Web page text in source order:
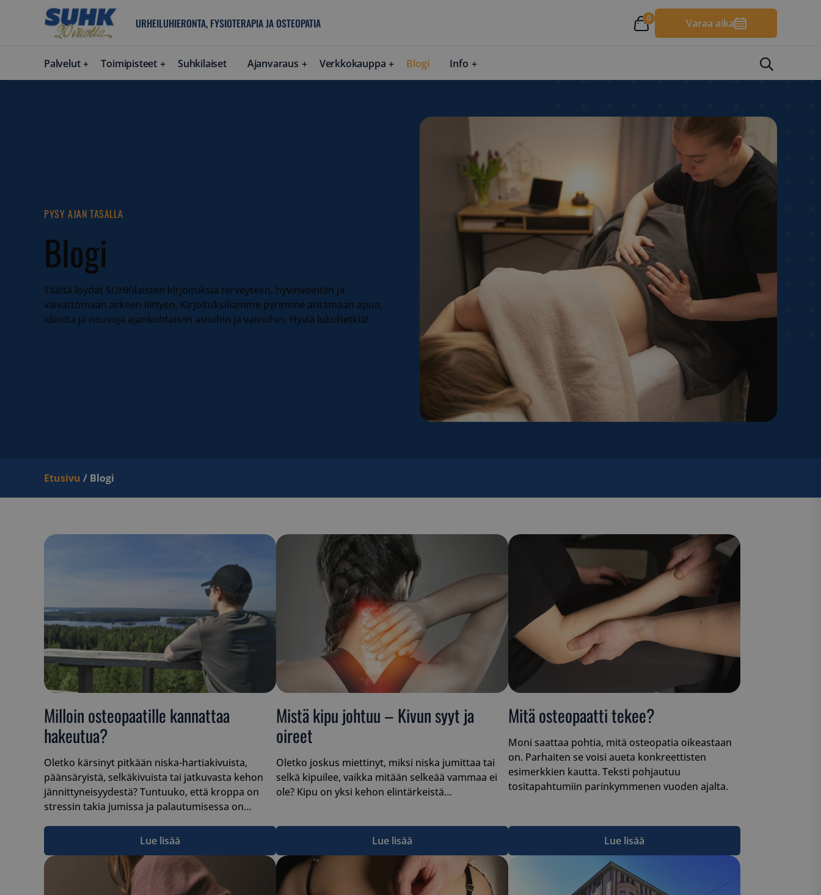
URHEILUHIERONTA, FYSIOTERAPIA JA OSTEOPATIA 0 Varaa aika
Palvelut Toimipisteet Suhkilaiset Ajanvaraus Verkkokauppa Blogi Info
PYSY AJAN TASALLA
Blogi
Täältä löydät SUHKilaisten kirjoituksia terveyteen, hyvinvointiin ja
vaivattomaan arkeen liittyen. Kirjoituksillamme pyrimme antamaan apua,
ideoita ja neuvoja ajankohtaisiin asioihin ja vaivoihin. Hyviä lukuhetkiä!
Etusivu / Blogi
Milloin osteopaatille kannattaa
hakeutua?
Oletko kärsinyt pitkään niska-hartiakivuista,
päänsäryistä, selkäkivuista tai jatkuvasta kehon
jännittyneisyydestä? Tuntuuko, että kroppa on
stressin takia jumissa ja palautumisessa on…
Lue lisää
Mistä kipu johtuu – Kivun syyt ja
oireet
Oletko joskus miettinyt, miksi niska jumittaa tai
selkä kipuilee, vaikka mitään selkeää vammaa ei
ole? Kipu on yksi kehon elintärkeistä…
Lue lisää
Mitä osteopaatti tekee?
Moni saattaa pohtia, mitä osteopatia oikeastaan
on. Parhaiten se voisi aueta konkreettisten
esimerkkien kautta. Teksti pohjautuu
tositapahtumiin parinkymmenen vuoden ajalta.
Lue lisää